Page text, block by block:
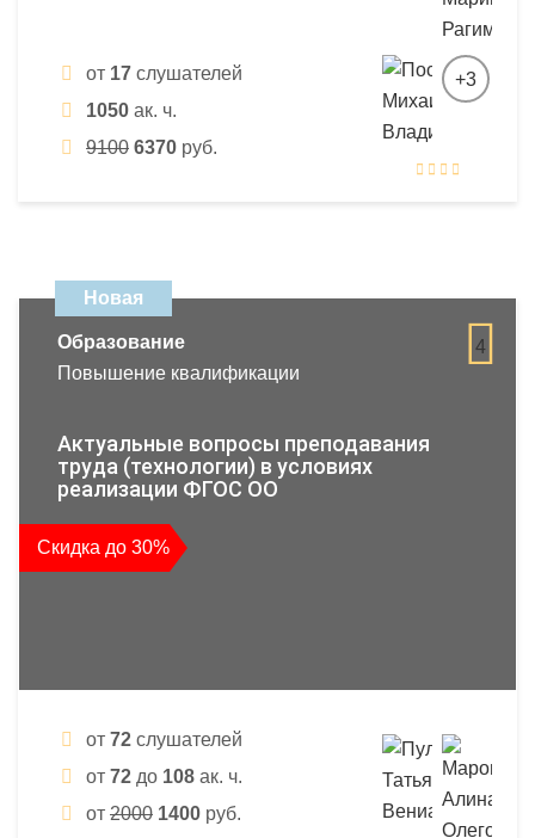
от 17 слушателей
1050 ак. ч.
9100 6370 руб.
+3
Новая
4
Образование
Повышение квалификации
Актуальные вопросы преподавания
труда (технологии) в условиях
реализации ФГОС ОО
Скидка до 30%
от 72 слушателей
от 72 до 108 ак. ч.
от 2000 1400 руб.